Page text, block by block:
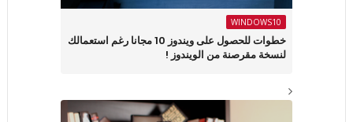
WINDOWS10
خطوات للحصول على ويندوز 10 مجانا رغم استعمالك
لنسخة مقرصنة من الويندوز !